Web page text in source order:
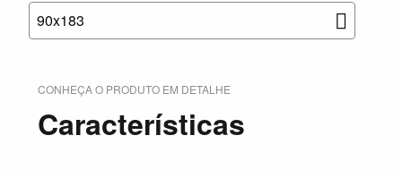
90x183
CONHEÇA O PRODUTO EM DETALHE
Características